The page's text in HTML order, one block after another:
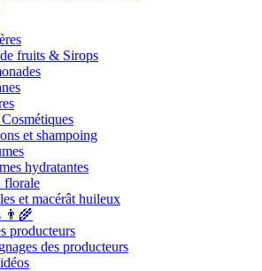
fruits & Sirops
et shampoing
hydratantes
florale
et macérât huileux
👨‍🌾
producteurs
des producteurs